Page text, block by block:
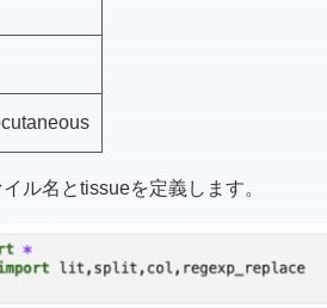
ル名とtissueを定義します。